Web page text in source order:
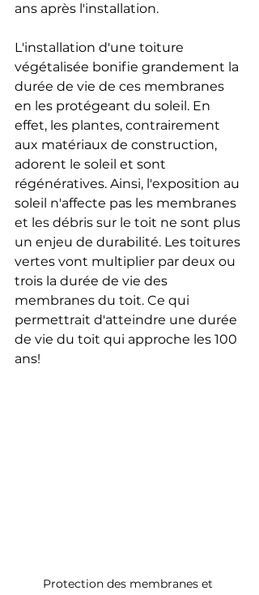
ans après l'installation.
L'installation d'une toiture
végétalisée bonifie grandement la
durée de vie de ces membranes
en les protégeant du soleil. En
effet, les plantes, contrairement
aux matériaux de construction,
adorent le soleil et sont
régénératives. Ainsi, l'exposition au
soleil n'affecte pas les membranes
et les débris sur le toit ne sont plus
un enjeu de durabilité. Les toitures
vertes vont multiplier par deux ou
trois la durée de vie des
membranes du toit. Ce qui
permettrait d'atteindre une durée
de vie du toit qui approche les 100
ans!
Protection des membranes et